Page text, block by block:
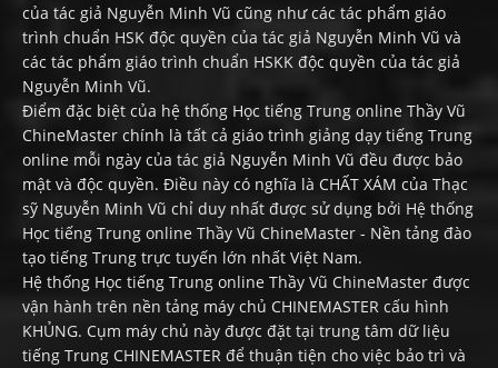
của tác giả Nguyễn Minh Vũ cũng như các tác phẩm giáo
trình chuẩn HSK độc quyền của tác giả Nguyễn Minh Vũ và
các tác phẩm giáo trình chuẩn HSKK độc quyền của tác giả
Nguyễn Minh Vũ.
Điểm đặc biệt của hệ thống Học tiếng Trung online Thầy Vũ
ChineMaster chính là tất cả giáo trình giảng dạy tiếng Trung
online mỗi ngày của tác giả Nguyễn Minh Vũ đều được bảo
mật và độc quyền. Điều này có nghĩa là CHẤT XÁM của Thạc
sỹ Nguyễn Minh Vũ chỉ duy nhất được sử dụng bởi Hệ thống
Học tiếng Trung online Thầy Vũ ChineMaster - Nền tảng đào
tạo tiếng Trung trực tuyến lớn nhất Việt Nam.
Hệ thống Học tiếng Trung online Thầy Vũ ChineMaster được
vận hành trên nền tảng máy chủ CHINEMASTER cấu hình
KHỦNG. Cụm máy chủ này được đặt tại trung tâm dữ liệu
tiếng Trung CHINEMASTER để thuận tiện cho việc bảo trì và